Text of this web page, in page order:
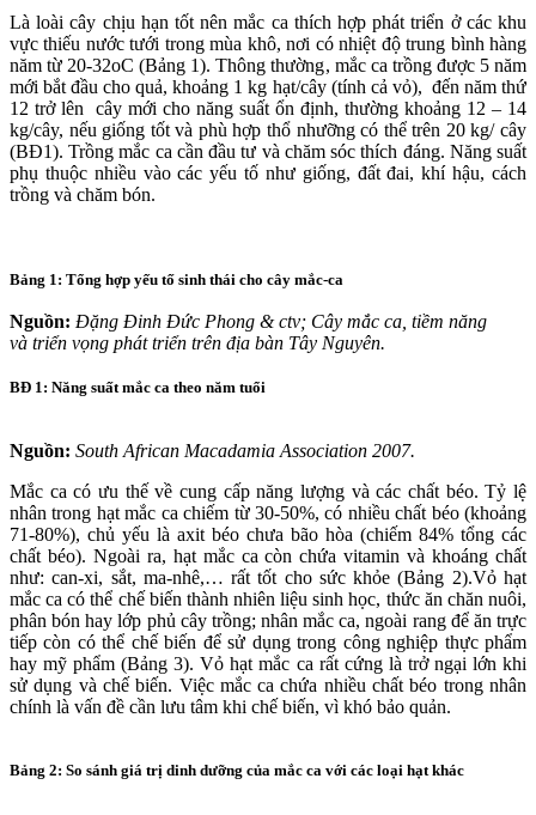
Là loài cây chịu hạn tốt nên mắc ca thích hợp phát triển ở các khu
vực thiếu nước tưới trong mùa khô, nơi có nhiệt độ trung bình hàng
năm từ 20-32oC (Bảng 1). Thông thường, mắc ca trồng được 5 năm
mới bắt đầu cho quả, khoảng 1 kg hạt/cây (tính cả vỏ), đến năm thứ
12 trở lên cây mới cho năng suất ổn định, thường khoảng 12 – 14
kg/cây, nếu giống tốt và phù hợp thổ nhưỡng có thể trên 20 kg/ cây
(BĐ1). Trồng mắc ca cần đầu tư và chăm sóc thích đáng. Năng suất
phụ thuộc nhiều vào các yếu tố như giống, đất đai, khí hậu, cách
trồng và chăm bón.
Bảng 1: Tổng hợp yếu tố sinh thái cho cây mắc-ca
Nguồn: Đặng Đinh Đức Phong & ctv; Cây mắc ca, tiềm năng
và triển vọng phát triển trên địa bàn Tây Nguyên.
BĐ 1: Năng suất mắc ca theo năm tuổi
Nguồn: South African Macadamia Association 2007.
Mắc ca có ưu thế về cung cấp năng lượng và các chất béo. Tỷ lệ
nhân trong hạt mắc ca chiếm từ 30-50%, có nhiều chất béo (khoảng
71-80%), chủ yếu là axit béo chưa bão hòa (chiếm 84% tổng các
chất béo). Ngoài ra, hạt mắc ca còn chứa vitamin và khoáng chất
như: can-xi, sắt, ma-nhê,… rất tốt cho sức khỏe (Bảng 2).Vỏ hạt
mắc ca có thể chế biến thành nhiên liệu sinh học, thức ăn chăn nuôi,
phân bón hay lớp phủ cây trồng; nhân mắc ca, ngoài rang để ăn trực
tiếp còn có thể chế biến để sử dụng trong công nghiệp thực phẩm
hay mỹ phẩm (Bảng 3). Vỏ hạt mắc ca rất cứng là trở ngại lớn khi
sử dụng và chế biến. Việc mắc ca chứa nhiều chất béo trong nhân
chính là vấn đề cần lưu tâm khi chế biến, vì khó bảo quản.
Bảng 2: So sánh giá trị dinh dưỡng của mắc ca với các loại hạt khác